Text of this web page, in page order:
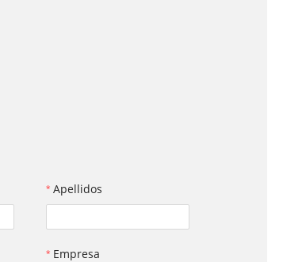
Apellidos
Empresa